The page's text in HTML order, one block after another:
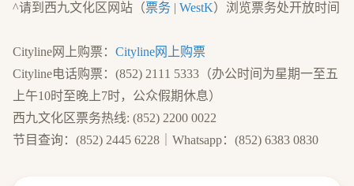
^请到西九文化区网站（票务 | WestK）浏览票务处开放时间
Cityline网上购票：Cityline网上购票
Cityline电话购票：(852) 2111 5333（办公时间为星期一至五
上午10时至晚上7时，公众假期休息）
西九文化区票务热线: (852) 2200 0022
节目查询：(852) 2445 6228｜Whatsapp：(852) 6383 0830